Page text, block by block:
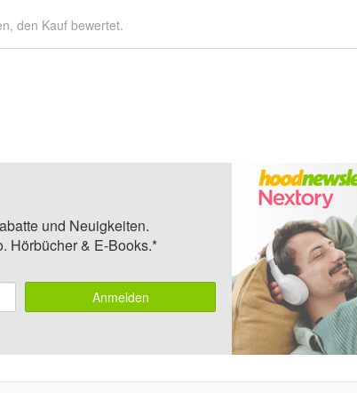
den Kauf bewertet.
und Neuigkeiten.
Hörbücher & E-Books.*
Anmelden